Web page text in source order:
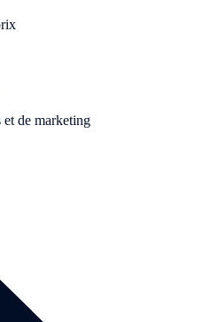
et de marketing